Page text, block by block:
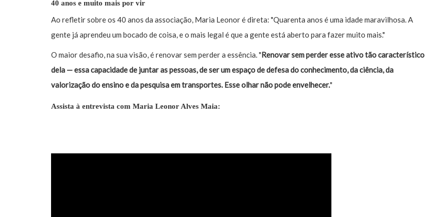
40 anos e muito mais por vir
Ao refletir sobre os 40 anos da associação, Maria Leonor é direta: "Quarenta anos é uma idade maravilhosa. A
gente já aprendeu um bocado de coisa, e o mais legal é que a gente está aberto para fazer muito mais."
O maior desafio, na sua visão, é renovar sem perder a essência. "Renovar sem perder esse ativo tão característico
dela — essa capacidade de juntar as pessoas, de ser um espaço de defesa do conhecimento, da ciência, da
valorização do ensino e da pesquisa em transportes. Esse olhar não pode envelhecer."
Assista à entrevista com Maria Leonor Alves Maia: